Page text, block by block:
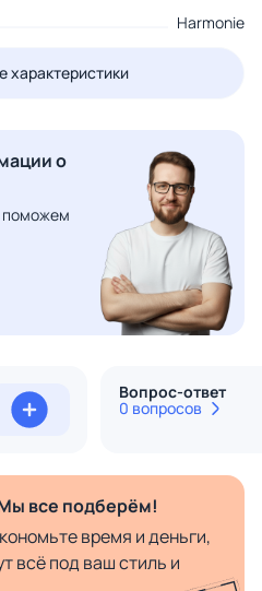
Harmonie
характеристики
о
поможем
Вопрос-ответ
0 вопросов
все подберём!
время и деньги,
всё под ваш стиль и